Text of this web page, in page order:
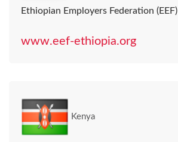
Ethiopian Employers Federation (EEF)
www.eef-ethiopia.org
Kenya